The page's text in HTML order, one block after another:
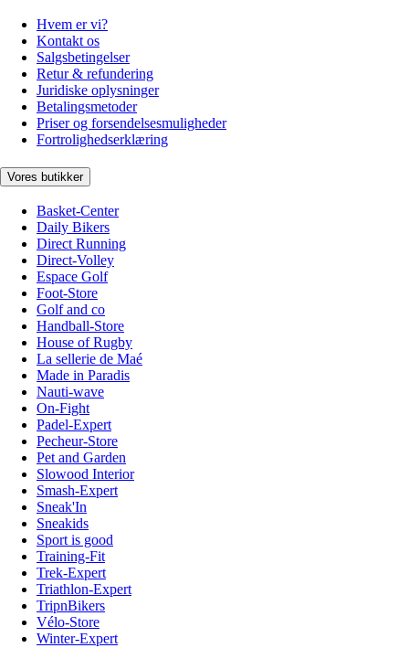
Hvem er vi?
Kontakt os
Salgsbetingelser
Retur & refundering
Juridiske oplysninger
Betalingsmetoder
Priser og forsendelsesmuligheder
Fortrolighedserklæring
Vores butikker
Basket-Center
Daily Bikers
Direct Running
Direct-Volley
Espace Golf
Foot-Store
Golf and co
Handball-Store
House of Rugby
La sellerie de Maé
Made in Paradis
Nauti-wave
On-Fight
Padel-Expert
Pecheur-Store
Pet and Garden
Slowood Interior
Smash-Expert
Sneak'In
Sneakids
Sport is good
Training-Fit
Trek-Expert
Triathlon-Expert
TripnBikers
Vélo-Store
Winter-Expert